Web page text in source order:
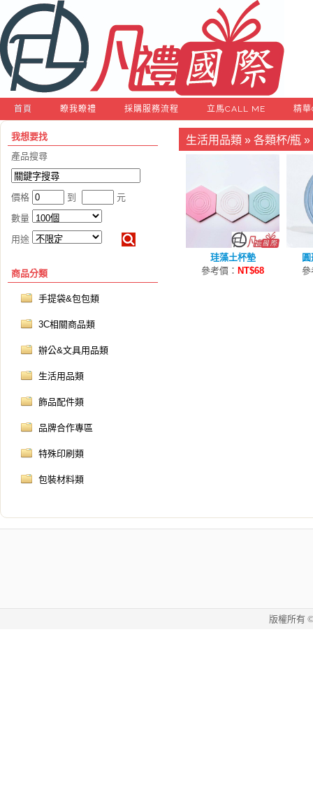
首頁 瞭我瞭禮 採購服務流程 立馬CALL ME 精
我想要找
產品搜尋
價格 到
元
數量
用途
商品分類
手提袋&包包類
3C相關商品類
辦公&文具用品類
生活用品類
飾品配件類
品牌合作專區
特殊印刷類
包裝材料類
生活用品類 » 各類杯/瓶 »
珪藻土杯墊
參考價： NT$68
參
版權所有